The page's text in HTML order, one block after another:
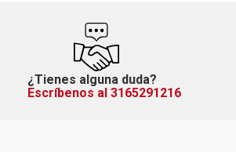
¿Tienes alguna duda?
Escríbenos al 3165291216